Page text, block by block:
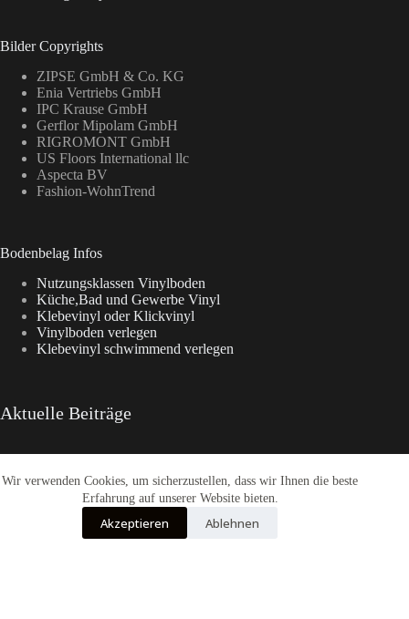
Wir verwenden Cookies, um sicherzustellen, dass wir Ihnen die beste
Erfahrung auf unserer Website bieten.
Akzeptieren Ablehnen
Bilder Copyrights
ZIPSE GmbH & Co. KG
Enia Vertriebs GmbH
IPC Krause GmbH
Gerflor Mipolam GmbH
RIGROMONT GmbH
US Floors International llc
Aspecta BV
Fashion-WohnTrend
Bodenbelag Infos
Nutzungsklassen Vinylboden
Küche,Bad und Gewerbe Vinyl
Klebevinyl oder Klickvinyl
Vinylboden verlegen
Klebevinyl schwimmend verlegen
Aktuelle Beiträge
Aspecta Vinylboden
Enia Kollektionen im Überblick
CasaNova Vinylboden
Warum sich der Weg zu Fashion-WohnTrend.de lohnt